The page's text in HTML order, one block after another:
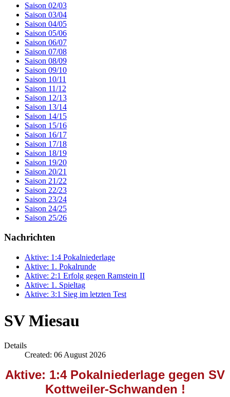
Saison 02/03
Saison 03/04
Saison 04/05
Saison 05/06
Saison 06/07
Saison 07/08
Saison 08/09
Saison 09/10
Saison 10/11
Saison 11/12
Saison 12/13
Saison 13/14
Saison 14/15
Saison 15/16
Saison 16/17
Saison 17/18
Saison 18/19
Saison 19/20
Saison 20/21
Saison 21/22
Saison 22/23
Saison 23/24
Saison 24/25
Saison 25/26
Nachrichten
Aktive: 1:4 Pokalniederlage
Aktive: 1. Pokalrunde
Aktive: 2:1 Erfolg gegen Ramstein II
Aktive: 1. Spieltag
Aktive: 3:1 Sieg im letzten Test
SV Miesau
Details
Created: 06 August 2026
Aktive: 1:4 Pokalniederlage gegen SV
Kottweiler-Schwanden !